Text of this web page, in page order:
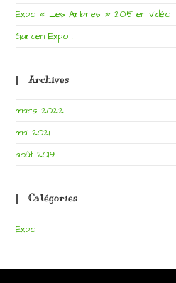
Expo « Les Arbres » 2015 en vidéo
Garden Expo !
Archives
mars 2022
mai 2021
août 2019
Catégories
Expo